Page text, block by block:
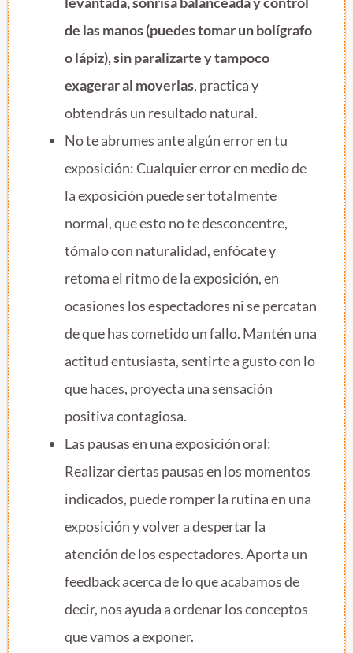
de las manos (puedes tomar un bolígrafo
o lápiz), sin paralizarte y tampoco
exagerar al moverlas, practica y
obtendrás un resultado natural.
No te abrumes ante algún error en tu
exposición: Cualquier error en medio de
la exposición puede ser totalmente
normal, que esto no te desconcentre,
tómalo con naturalidad, enfócate y
retoma el ritmo de la exposición, en
ocasiones los espectadores ni se percatan
de que has cometido un fallo. Mantén una
actitud entusiasta, sentirte a gusto con lo
que haces, proyecta una sensación
positiva contagiosa.
Las pausas en una exposición oral:
Realizar ciertas pausas en los momentos
indicados, puede romper la rutina en una
exposición y volver a despertar la
atención de los espectadores. Aporta un
feedback acerca de lo que acabamos de
decir, nos ayuda a ordenar los conceptos
que vamos a exponer.